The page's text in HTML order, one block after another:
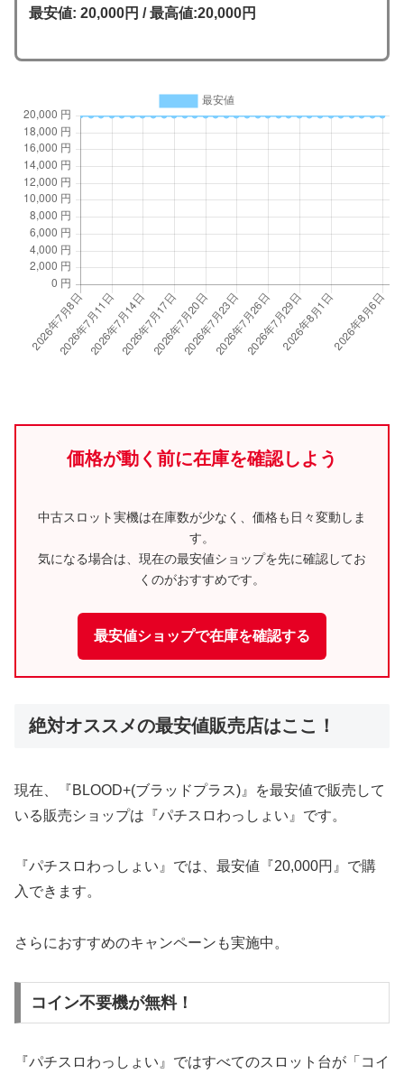
最安値: 20,000円 / 最高値:20,000円
価格が動く前に在庫を確認しよう
中古スロット実機は在庫数が少なく、価格も日々変動しま
す。
気になる場合は、現在の最安値ショップを先に確認してお
くのがおすすめです。
最安値ショップで在庫を確認する
絶対オススメの最安値販売店はここ！
現在、『BLOOD+(ブラッドプラス)』を最安値で販売して
いる販売ショップは『パチスロわっしょい』です。
『パチスロわっしょい』では、最安値『20,000円』で購
入できます。
さらにおすすめのキャンペーンも実施中。
コイン不要機が無料！
『パチスロわっしょい』ではすべてのスロット台が「コイ